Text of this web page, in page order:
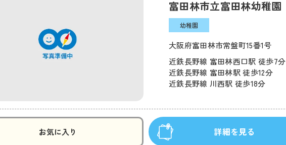
富田林市立富田林幼稚園
幼稚園
大阪府富田林市常盤町15番1号
近鉄長野線 富田林西口駅 徒歩7分
近鉄長野線 富田林駅 徒歩12分
近鉄長野線 川西駅 徒歩18分
お気に入り 詳細を見る